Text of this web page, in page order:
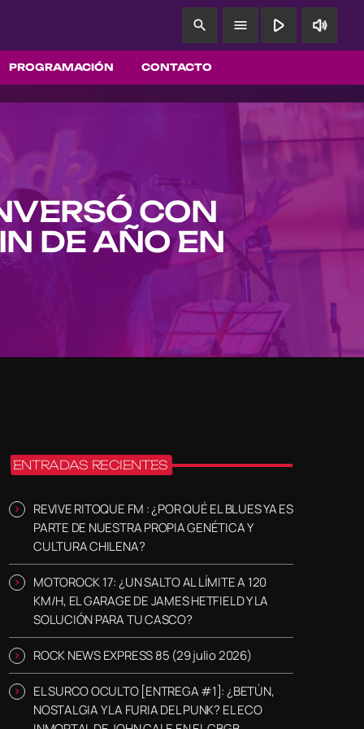
PROGRAMACIÓN CONTACTO
search menu play_arrow volume_up
CON
DE AÑO EN
ENTRADAS RECIENTES
REVIVE RITOQUE FM : ¿POR QUÉ EL BLUES YA ES
PARTE DE NUESTRA PROPIA GENÉTICA Y
CULTURA CHILENA?
MOTOROCK 17: ¿UN SALTO AL LÍMITE A 120
KM/H, EL GARAGE DE JAMES HETFIELD Y LA
SOLUCIÓN PARA TU CASCO?
ROCK NEWS EXPRESS 85 (29 julio 2026)
EL SURCO OCULTO [ENTREGA #1]: ¿BETÚN,
NOSTALGIA Y LA FURIA DEL PUNK? EL ECO